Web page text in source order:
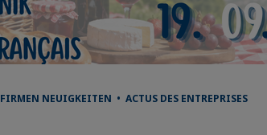
FIRMEN NEUIGKEITEN • ACTUS DES ENTREPRISES